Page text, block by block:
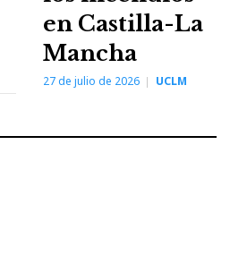
en Castilla-La
Mancha
27 de julio de 2026 UCLM